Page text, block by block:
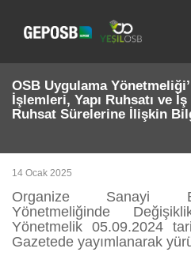
OSB Uygulama
İşlemleri, Yapı Ruhsatı ve
Ruhsat Sürelerine İlişkin
14 Ocak 2025
Organize Sanayi
Yönetmeliğinde
Yönetmelik 05.09.2024
Gazetede yayımlanarak